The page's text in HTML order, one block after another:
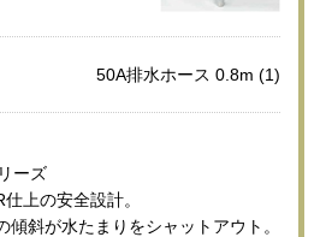
50A排水ホース 0.8m (1)
ーズ
上の安全設計。
傾斜が水たまりをシャットアウト。